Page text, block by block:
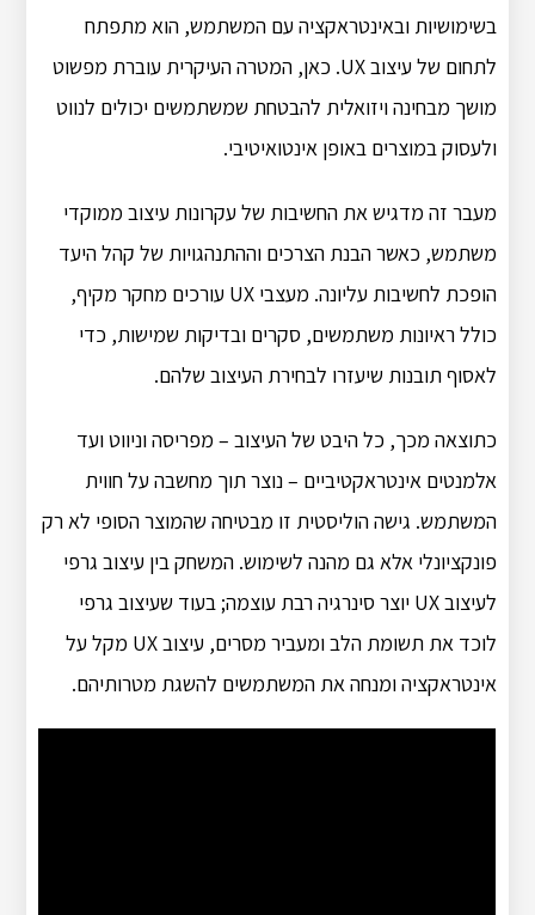
בשימושיות ובאינטראקציה עם המשתמש, הוא מתפתח
לתחום של עיצוב UX. כאן, המטרה העיקרית עוברת מפשוט
מושך מבחינה ויזואלית להבטחת שמשתמשים יכולים לנווט
ולעסוק במוצרים באופן אינטואיטיבי.
מעבר זה מדגיש את החשיבות של עקרונות עיצוב ממוקדי
משתמש, כאשר הבנת הצרכים וההתנהגויות של קהל היעד
הופכת לחשיבות עליונה. מעצבי UX עורכים מחקר מקיף,
כולל ראיונות משתמשים, סקרים ובדיקות שמישות, כדי
לאסוף תובנות שיעזרו לבחירת העיצוב שלהם.
כתוצאה מכך, כל היבט של העיצוב – מפריסה וניווט ועד
אלמנטים אינטראקטיביים – נוצר תוך מחשבה על חווית
המשתמש. גישה הוליסטית זו מבטיחה שהמוצר הסופי לא רק
פונקציונלי אלא גם מהנה לשימוש. המשחק בין עיצוב גרפי
לעיצוב UX יוצר סינרגיה רבת עוצמה; בעוד שעיצוב גרפי
לוכד את תשומת הלב ומעביר מסרים, עיצוב UX מקל על
אינטראקציה ומנחה את המשתמשים להשגת מטרותיהם.